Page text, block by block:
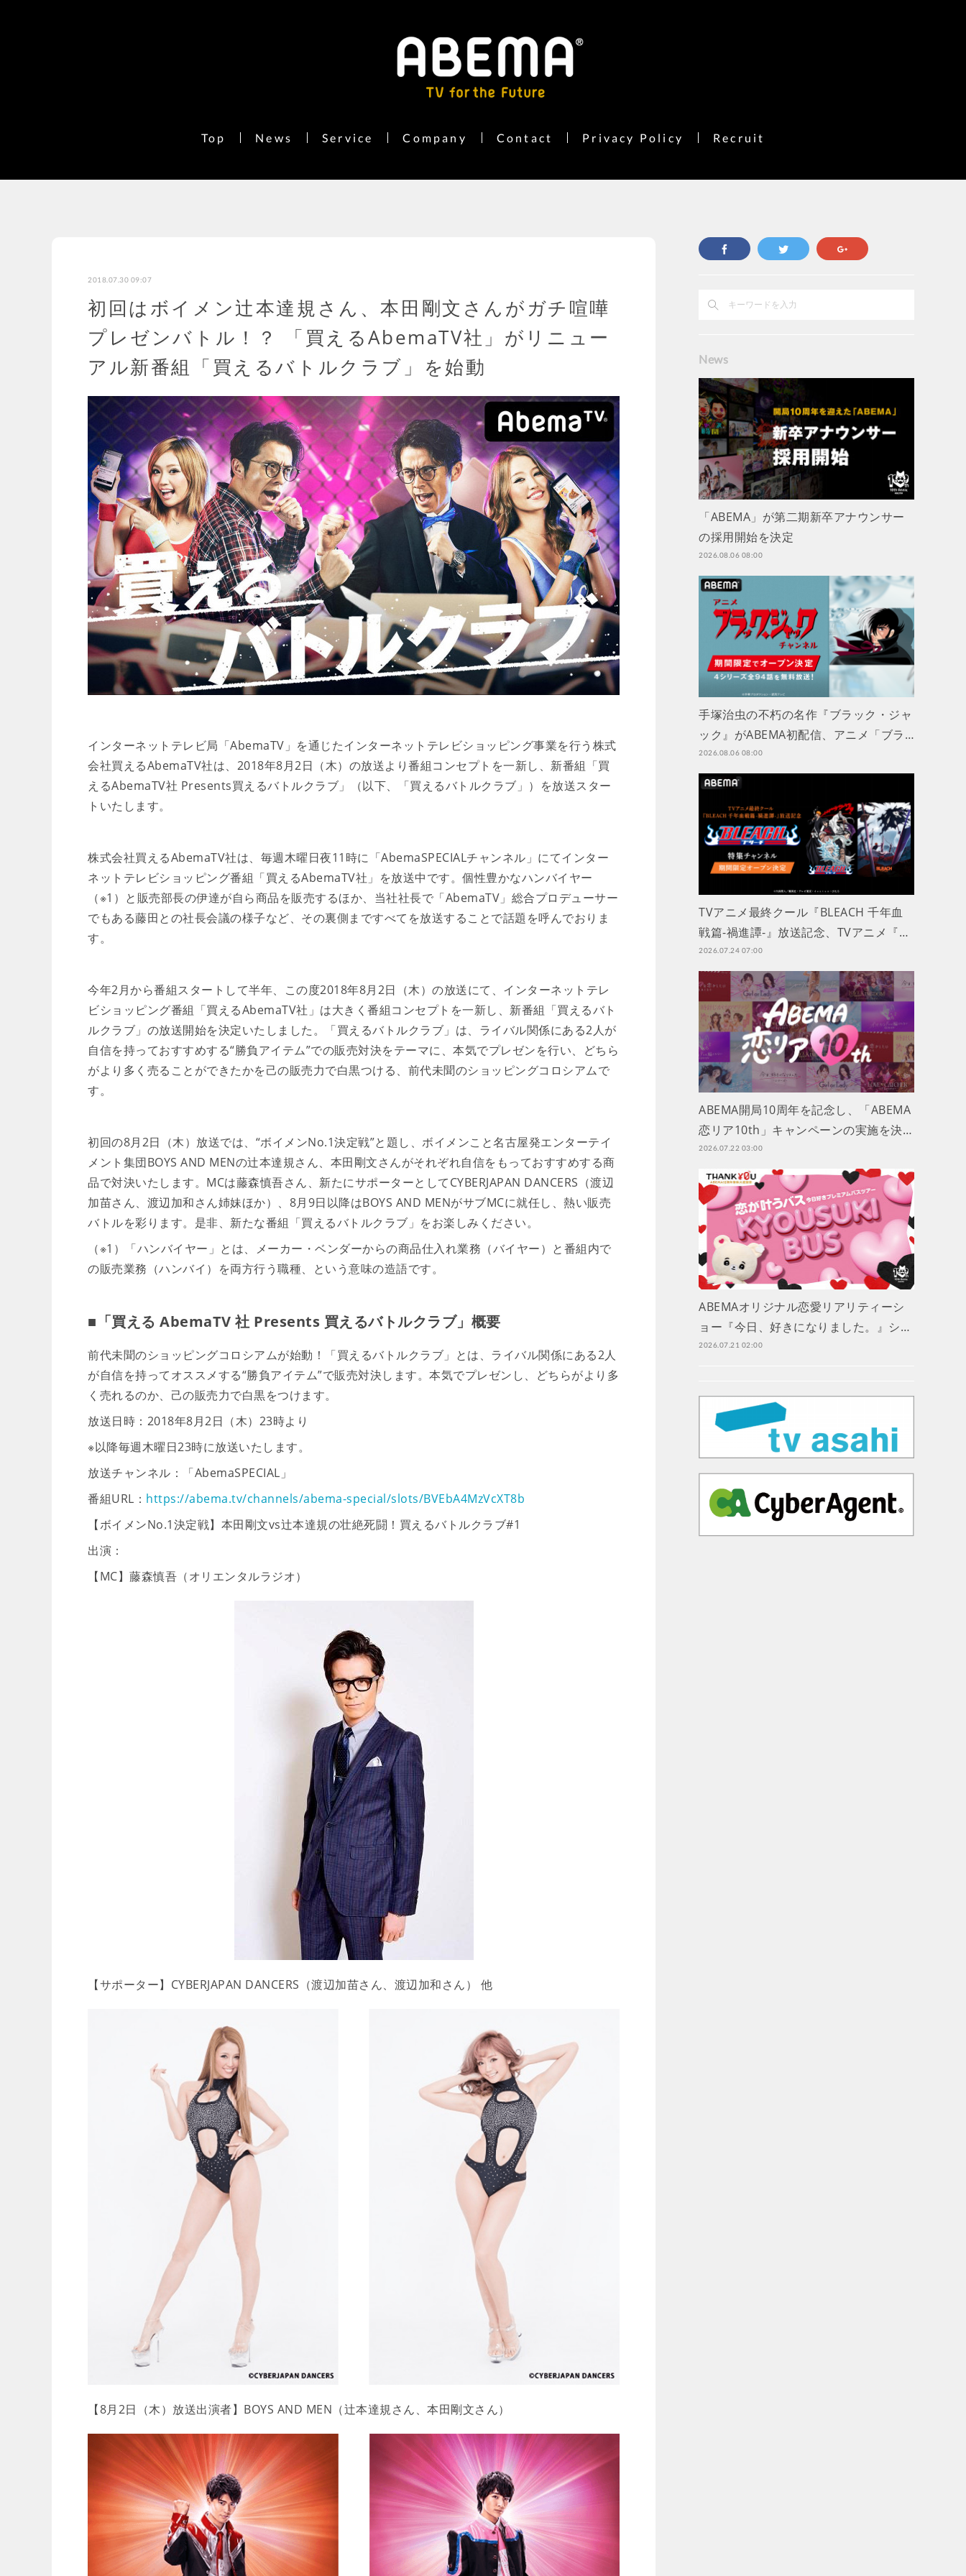
Top News Service Company Contact Privacy Policy Recruit
2018.07.30 09:07
初回はボイメン辻本達規さん、本田剛文さんがガチ喧嘩
プレゼンバトル！？ 「買えるAbemaTV社」がリニュー
アル新番組「買えるバトルクラブ」を始動
インターネットテレビ局「AbemaTV」を通じたインターネットテレビショッピング事業を行う株式
会社買えるAbemaTV社は、2018年8月2日（木）の放送より番組コンセプトを一新し、新番組「買
えるAbemaTV社 Presents買えるバトルクラブ」（以下、「買えるバトルクラブ」）を放送スター
トいたします。
株式会社買えるAbemaTV社は、毎週木曜日夜11時に「AbemaSPECIALチャンネル」にてインター
ネットテレビショッピング番組「買えるAbemaTV社」を放送中です。個性豊かなハンバイヤー
（※1）と販売部長の伊達が自ら商品を販売するほか、当社社長で「AbemaTV」総合プロデューサー
でもある藤田との社長会議の様子など、その裏側まですべてを放送することで話題を呼んでおりま
す。
今年2月から番組スタートして半年、この度2018年8月2日（木）の放送にて、インターネットテレ
ビショッピング番組「買えるAbemaTV社」は大きく番組コンセプトを一新し、新番組「買えるバト
ルクラブ」の放送開始を決定いたしました。「買えるバトルクラブ」は、ライバル関係にある2人が
自信を持っておすすめする“勝負アイテム”での販売対決をテーマに、本気でプレゼンを行い、どちら
がより多く売ることができたかを己の販売力で白黒つける、前代未聞のショッピングコロシアムで
す。
初回の8月2日（木）放送では、“ボイメンNo.1決定戦”と題し、ボイメンこと名古屋発エンターテイ
メント集団BOYS AND MENの辻本達規さん、本田剛文さんがそれぞれ自信をもっておすすめする商
品で対決いたします。MCは藤森慎吾さん、新たにサポーターとしてCYBERJAPAN DANCERS（渡辺
加苗さん、渡辺加和さん姉妹ほか）、8月9日以降はBOYS AND MENがサブMCに就任し、熱い販売
バトルを彩ります。是非、新たな番組「買えるバトルクラブ」をお楽しみください。
（※1）「ハンバイヤー」とは、メーカー・ベンダーからの商品仕入れ業務（バイヤー）と番組内で
の販売業務（ハンバイ）を両方行う職種、という意味の造語です。
■「買える AbemaTV 社 Presents 買えるバトルクラブ」概要
前代未聞のショッピングコロシアムが始動！「買えるバトルクラブ」とは、ライバル関係にある2人
が自信を持ってオススメする“勝負アイテム”で販売対決します。本気でプレゼンし、どちらがより多
く売れるのか、己の販売力で白黒をつけます。
放送日時：2018年8月2日（木）23時より
※以降毎週木曜日23時に放送いたします。
放送チャンネル：「AbemaSPECIAL」
番組URL： https://abema.tv/channels/abema-special/slots/BVEbA4MzVcXT8b
【ボイメンNo.1決定戦】本田剛文vs辻本達規の壮絶死闘！買えるバトルクラブ#1
出演：
【MC】藤森慎吾（オリエンタルラジオ）
【サポーター】CYBERJAPAN DANCERS（渡辺加苗さん、渡辺加和さん） 他
【8月2日（木）放送出演者】BOYS AND MEN（辻本達規さん、本田剛文さん）
News
「ABEMA」が第二期新卒アナウンサー
の採用開始を決定
2026.08.06 08:00
手塚治虫の不朽の名作『ブラック・ジャ
ック』がABEMA初配信、アニメ「ブラ…
2026.08.06 08:00
TVアニメ最終クール『BLEACH 千年血
戦篇-禍進譚-』放送記念、TVアニメ『…
2026.07.24 07:00
ABEMA開局10周年を記念し、「ABEMA
恋リア10th」キャンペーンの実施を決…
2026.07.22 03:00
ABEMAオリジナル恋愛リアリティーシ
ョー『今日、好きになりました。』シ…
2026.07.21 02:00